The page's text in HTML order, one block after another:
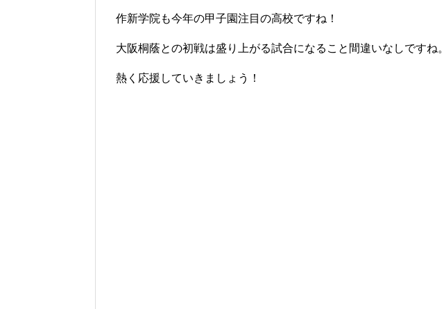
作新学院も今年の甲子園注目の高校ですね！
大阪桐蔭との初戦は盛り上がる試合になること間違いなしですね。
熱く応援していきましょう！